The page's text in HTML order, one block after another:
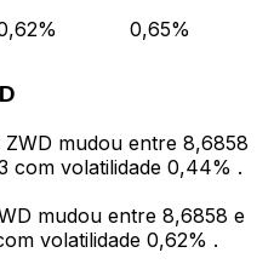
0,65%
mudou entre 8,6858
com volatilidade 0,44% .
mudou entre 8,6858 e
volatilidade 0,62% .